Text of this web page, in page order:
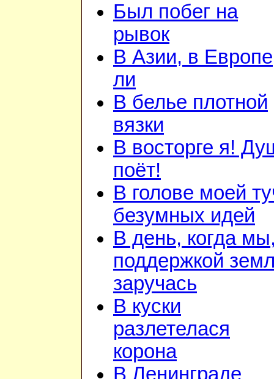
Был побег на
рывок
В Азии, в Европе
ли
В белье плотной
вязки
В восторге я!
поёт!
В голове моей
безумных идей
В день, когда
поддержкой
заручась
В куски
разлетелася
корона
В Ленинграде